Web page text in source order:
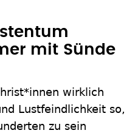
mit Sünde
wirklich
Lustfeindlichkeit so,
zu sein